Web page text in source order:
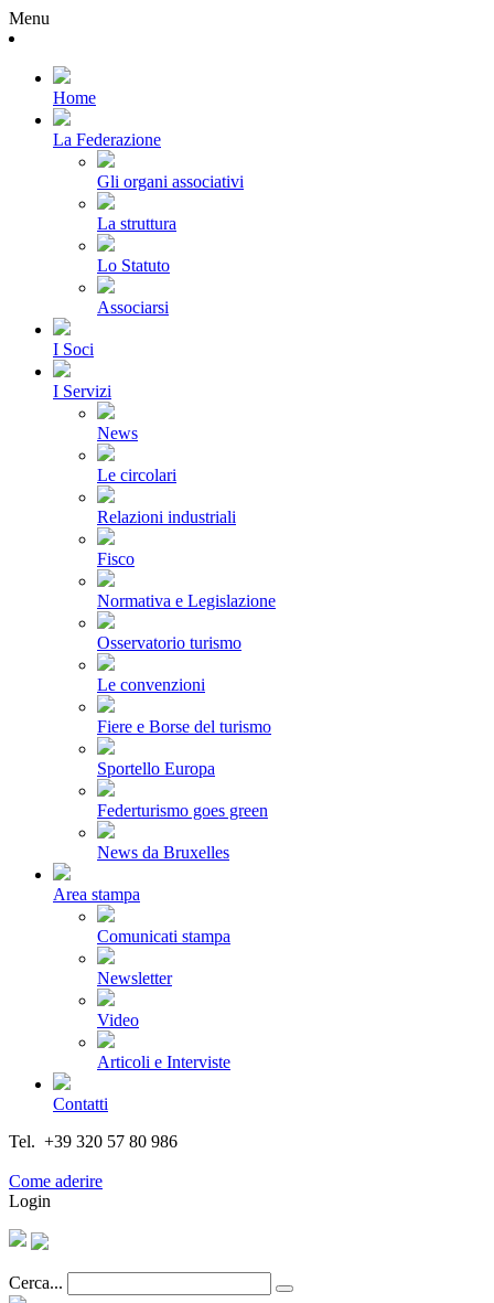
Menu
Home
La Federazione
Gli organi associativi
La struttura
Lo Statuto
Associarsi
I Soci
I Servizi
News
Le circolari
Relazioni industriali
Fisco
Normativa e Legislazione
Osservatorio turismo
Le convenzioni
Fiere e Borse del turismo
Sportello Europa
Federturismo goes green
News da Bruxelles
Area stampa
Comunicati stampa
Newsletter
Video
Articoli e Interviste
Contatti
Tel. +39 320 57 80 986
Come aderire
Login
Cerca...